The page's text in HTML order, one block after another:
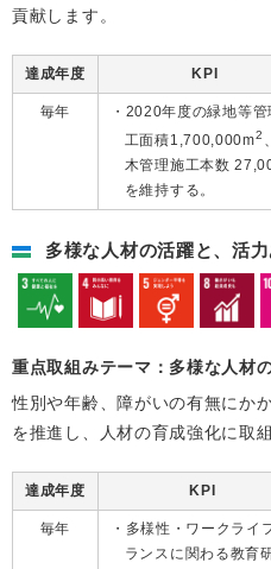
貢献します。
達成年度 KPI
毎年
2020年度の緑地等管
工面積1,700,000m2
木管理施工本数
を維持する。
多様な人材の活躍と、活
重点取組みテーマ：多様な人材
性別や年齢、障がいの有無にか
を推進し、人材の育成強化に取
達成年度 KPI
毎年
多様性・ワークライ
ランスに関わる教育